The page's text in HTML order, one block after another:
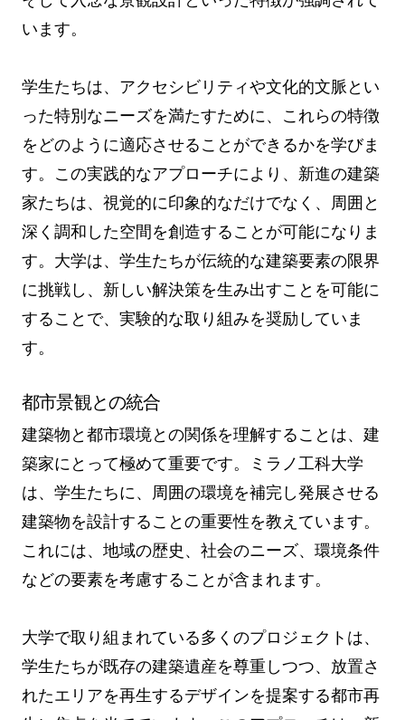
います。
学生たちは、アクセシビリティや文化的文脈とい
った特別なニーズを満たすために、これらの特徴
をどのように適応させることができるかを学びま
す。この実践的なアプローチにより、新進の建築
家たちは、視覚的に印象的なだけでなく、周囲と
深く調和した空間を創造することが可能になりま
す。大学は、学生たちが伝統的な建築要素の限界
に挑戦し、新しい解決策を生み出すことを可能に
することで、実験的な取り組みを奨励していま
す。
都市景観との統合
建築物と都市環境との関係を理解することは、建
築家にとって極めて重要です。ミラノ工科大学
は、学生たちに、周囲の環境を補完し発展させる
建築物を設計することの重要性を教えています。
これには、地域の歴史、社会のニーズ、環境条件
などの要素を考慮することが含まれます。
大学で取り組まれている多くのプロジェクトは、
学生たちが既存の建築遺産を尊重しつつ、放置さ
れたエリアを再生するデザインを提案する都市再